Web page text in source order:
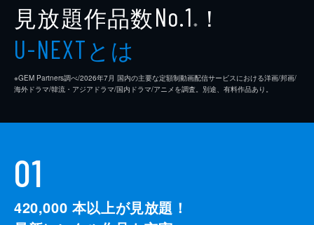
見放題作品数No.1 ※ ！
U-NEXTとは
※GEM Partners調べ/2026年7⽉ 国内の主要な定額制動画配信サービスにおける洋画/邦画/
海外ドラマ/韓流・アジアドラマ/国内ドラマ/アニメを調査。別途、有料作品あり。
01
420,000 本以上が見放題！